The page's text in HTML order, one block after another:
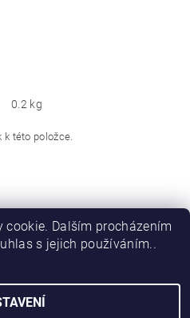
0.2 kg
k této položce.
cookie. Dalším procházením
s jejich používáním..